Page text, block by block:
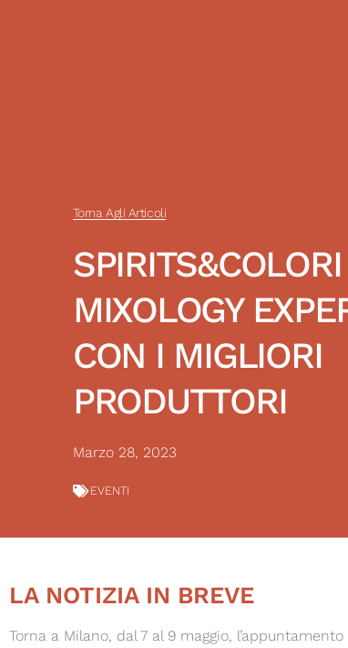
Torna Agli Articoli
MIXOLOGY
CON I MIGLIORI
PRODUTTORI
Marzo 28, 2023
EVENTI
LA NOTIZIA IN BREVE
Torna a Milano, dal 7 al 9 maggio,